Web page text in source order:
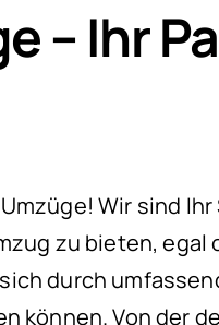
– Ihr
Wir sind
zu bieten, egal
durch
können. Von der